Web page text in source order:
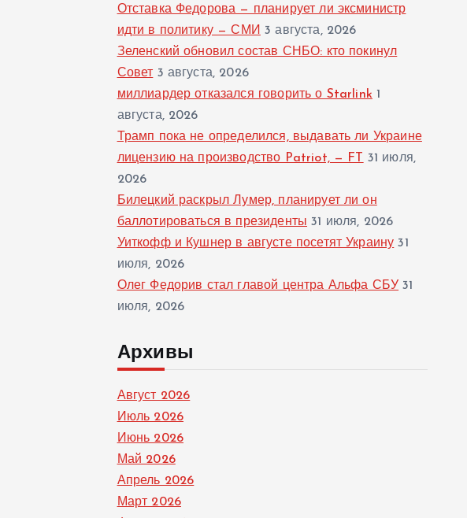
Отставка Федорова — планирует ли эксминистр
идти в политику — СМИ 3 августа, 2026
Зеленский обновил состав СНБО: кто покинул
Совет 3 августа, 2026
миллиардер отказался говорить о Starlink 1
августа, 2026
Трамп пока не определился, выдавать ли Украине
лицензию на производство Patriot, — FT
31 июля,
2026
Билецкий раскрыл Лумер, планирует ли он
баллотироваться в президенты 31 июля, 2026
Уиткофф и Кушнер в августе посетят Украину 31
июля, 2026
Олег Федорив стал главой центра Альфа СБУ 31
июля, 2026
Архивы
Август 2026
Июль 2026
Июнь 2026
Май 2026
Апрель 2026
Март 2026